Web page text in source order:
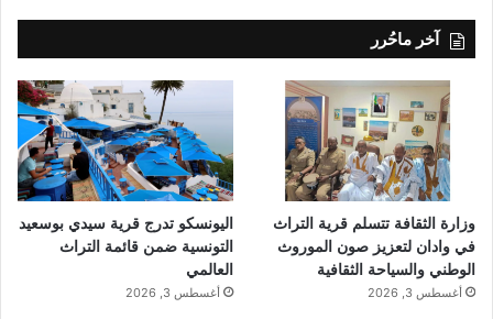
آخر ماحُرر
وزارة الثقافة تتسلم قرية التراث
في وادان لتعزيز صون الموروث
الوطني والسياحة الثقافية
أغسطس 3, 2026
اليونسكو تدرج قرية سيدي بوسعيد
التونسية ضمن قائمة التراث
العالمي
أغسطس 3, 2026